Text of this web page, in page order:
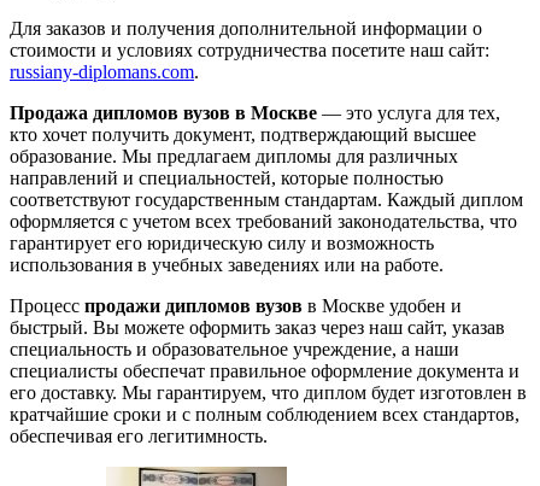
Для заказов и получения дополнительной информации о
стоимости и условиях сотрудничества посетите наш сайт:
russiany-diplomans.com.
Продажа дипломов вузов в Москве — это услуга для тех,
кто хочет получить документ, подтверждающий высшее
образование. Мы предлагаем дипломы для различных
направлений и специальностей, которые полностью
соответствуют государственным стандартам. Каждый диплом
оформляется с учетом всех требований законодательства, что
гарантирует его юридическую силу и возможность
использования в учебных заведениях или на работе.
Процесс продажи дипломов вузов в Москве удобен и
быстрый. Вы можете оформить заказ через наш сайт, указав
специальность и образовательное учреждение, а наши
специалисты обеспечат правильное оформление документа и
его доставку. Мы гарантируем, что диплом будет изготовлен в
кратчайшие сроки и с полным соблюдением всех стандартов,
обеспечивая его легитимность.